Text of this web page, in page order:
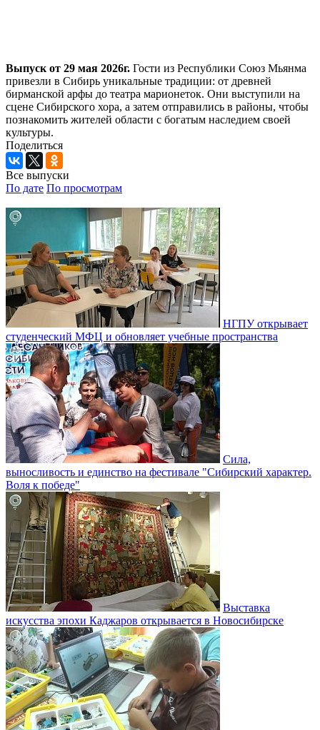
Выпуск от 29 мая 2026г. Гости из Республики Союз Мьянма
привезли в Сибирь уникальные традиции: от древней
бирманской арфы до театра марионеток. Они выступили на
сцене Сибирского хора, а затем отправились в районы, чтобы
познакомить жителей области с богатым наследием своей
культуры.
Поделиться
Все выпуски
По дате По просмотрам
НГПУ открывает
студенческий МФЦ и обновляет учебные пространства
Сила,
выносливость и единство на фестивале "Сибирский характер.
Воля к победе"
Выставка
искусства эпохи Каджаров открывается в Новосибирске